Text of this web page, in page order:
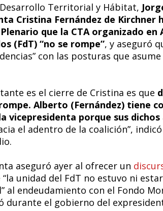
Territorial y Hábitat,
Cristina Fernández de Kirchner
que la CTA organizado en
(FdT) “no se rompe”, y aseguró
con las posturas que
es el cierre de Cristina es que
Alberto (Fernández) tiene
vicepresidenta porque sus
el adentro de la coalición”,
aseguró ayer al ofrecer un
“la unidad del FdT no estuvo ni
al endeudamiento con el Fondo
durante el gobierno del